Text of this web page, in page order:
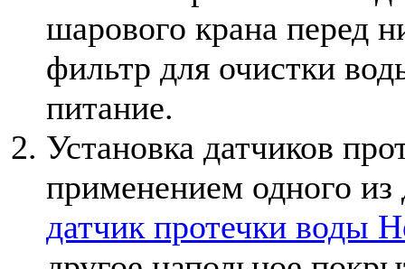
шарового крана перед
фильтр для очистки
питание.
Установка датчиков
применением одного
датчик протечки воды